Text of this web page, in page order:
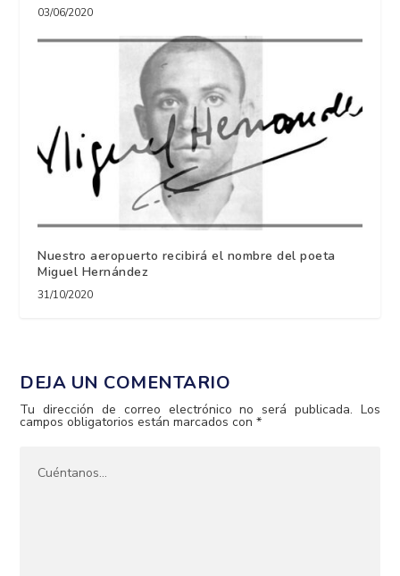
03/06/2020
Nuestro aeropuerto recibirá el nombre del poeta
Miguel Hernández
31/10/2020
DEJA UN COMENTARIO
Tu dirección de correo electrónico no será publicada. Los
campos obligatorios están marcados con*